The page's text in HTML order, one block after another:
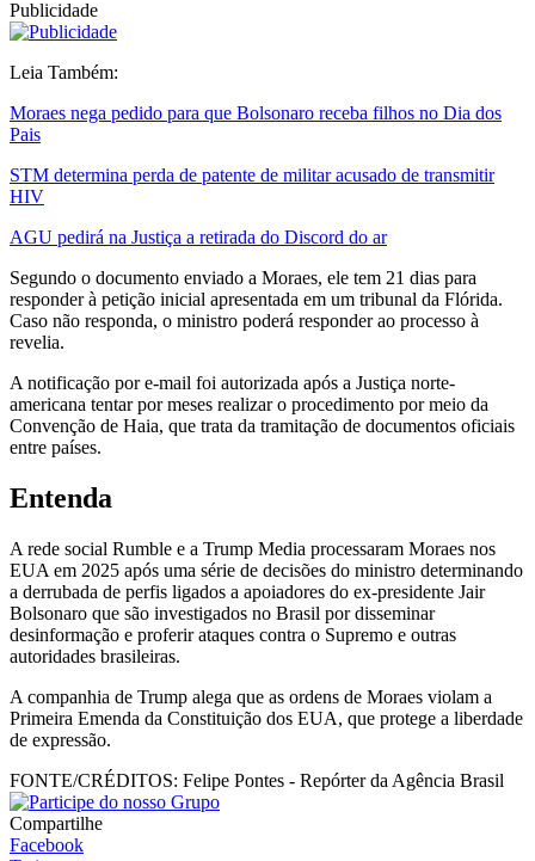
Publicidade
Leia Também:
Moraes nega pedido para que Bolsonaro receba filhos no Dia dos
Pais
STM determina perda de patente de militar acusado de transmitir
HIV
AGU pedirá na Justiça a retirada do Discord do ar
Segundo o documento enviado a Moraes, ele tem 21 dias para
responder à petição inicial apresentada em um tribunal da Flórida.
Caso não responda, o ministro poderá responder ao processo à
revelia.
A notificação por e-mail foi autorizada após a Justiça norte-
americana tentar por meses realizar o procedimento por meio da
Convenção de Haia, que trata da tramitação de documentos oficiais
entre países.
Entenda
A rede social Rumble e a Trump Media processaram Moraes nos
EUA em 2025 após uma série de decisões do ministro determinando
a derrubada de perfis ligados a apoiadores do ex-presidente Jair
Bolsonaro que são investigados no Brasil por disseminar
desinformação e proferir ataques contra o Supremo e outras
autoridades brasileiras.
A companhia de Trump alega que as ordens de Moraes violam a
Primeira Emenda da Constituição dos EUA, que protege a liberdade
de expressão.
FONTE/CRÉDITOS: Felipe Pontes - Repórter da Agência Brasil
Compartilhe
Facebook